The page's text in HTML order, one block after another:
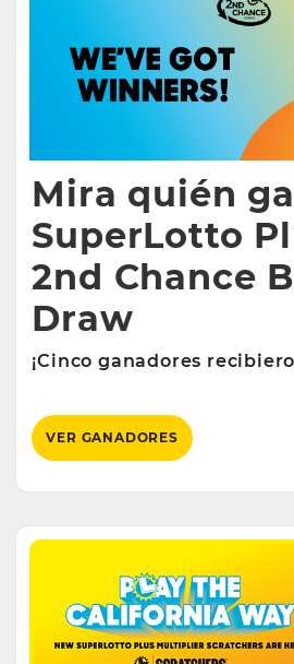
Mira quién
SuperLotto
2nd Chance
Draw
¡Cinco ganadores
VER GANADORES